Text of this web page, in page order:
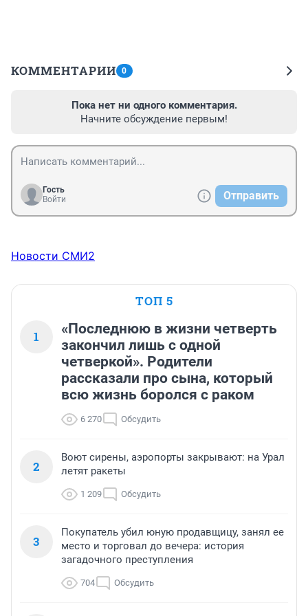
КОММЕНТАРИИ 0
Пока нет ни одного комментария.
Начните обсуждение первым!
Гость
Войти
Отправить
Новости СМИ2
ТОП 5
1
«Последнюю в жизни четверть
закончил лишь с одной
четверкой». Родители
рассказали про сына, который
всю жизнь боролся с раком
6 270 Обсудить
2
Воют сирены, аэропорты закрывают: на Урал
летят ракеты
1 209 Обсудить
3
Покупатель убил юную продавщицу, занял ее
место и торговал до вечера: история
загадочного преступления
704 Обсудить